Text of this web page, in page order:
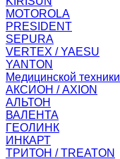
MOTOROLA
PRESIDENT
SEPURA
VERTEX / YAESU
YANTON
Медицинской техники
АКСИОН / AXION
АЛЬТОН
ВАЛЕНТА
ГЕОЛИНК
ИНКАРТ
ТРИТОН / TREATON